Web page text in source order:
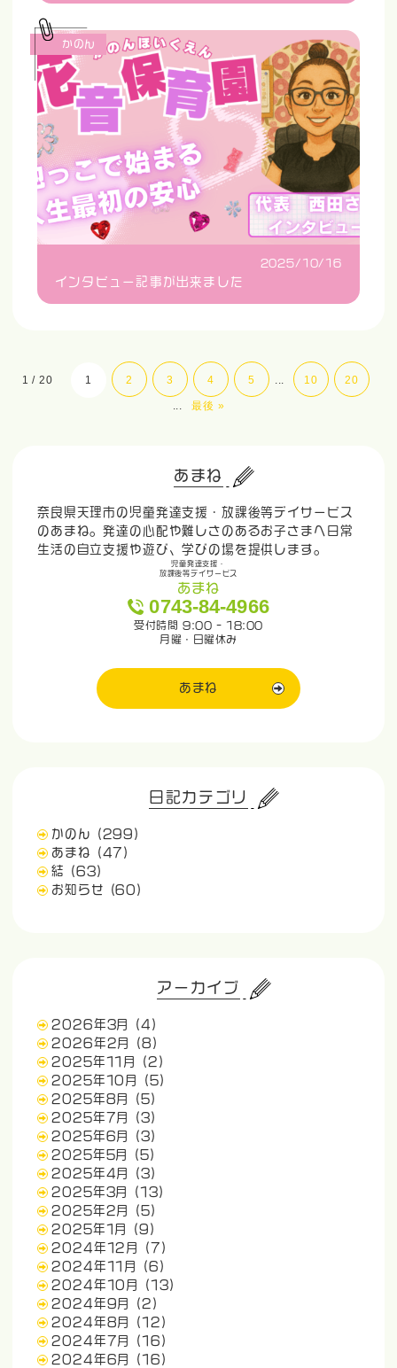
2025/10/16
インタビュー記事が出来ました
かのん
1 / 20 1 2 3 4 5 ... 10 20
... 最後 »
あまね
奈良県天理市の児童発達支援・放課後等デイサービス
のあまね。発達の心配や難しさのあるお子さまへ日常
生活の自立支援や遊び、学びの場を提供します。
児童発達支援・
放課後等デイサービス
あまね
0743-84-4966
受付時間 9:00 - 18:00
月曜・日曜休み
あまね
日記カテゴリ
かのん
(299)
あまね
(47)
結
(63)
お知らせ
(60)
アーカイブ
2026年3月
(4)
2026年2月
(8)
2025年11月
(2)
2025年10月
(5)
2025年8月
(5)
2025年7月
(3)
2025年6月
(3)
2025年5月
(5)
2025年4月
(3)
2025年3月
(13)
2025年2月
(5)
2025年1月
(9)
2024年12月
(7)
2024年11月
(6)
2024年10月
(13)
2024年9月
(2)
2024年8月
(12)
2024年7月
(16)
2024年6月
(16)